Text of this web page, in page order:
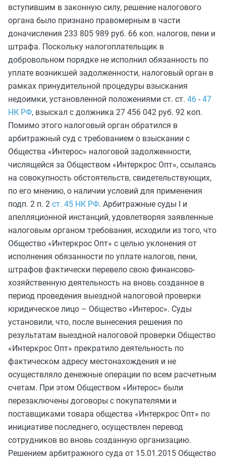
вступившим в законную силу, решение налогового
органа было признано правомерным в части
доначисления 233 805 989 руб. 66 коп. налогов, пени и
штрафа. Поскольку налогоплательщик в
добровольном порядке не исполнил обязанность по
уплате возникшей задолженности, налоговый орган в
рамках принудительной процедуры взыскания
недоимки, установленной положениями ст. ст. 46 - 47
НК РФ, взыскал с должника 27 456 042 руб. 92 коп.
Помимо этого налоговый орган обратился в
арбитражный суд с требованием о взыскании с
Общества «Интерос» налоговой задолженности,
числящейся за Обществом «Интеркрос Опт», ссылаясь
на совокупность обстоятельств, свидетельствующих,
по его мнению, о наличии условий для применения
подп. 2 п. 2 ст. 45 НК РФ. Арбитражные суды I и
апелляционной инстанций, удовлетворяя заявленные
налоговым органом требования, исходили из того, что
Общество «Интеркрос Опт» с целью уклонения от
исполнения обязанности по уплате налогов, пени,
штрафов фактически перевело свою финансово-
хозяйственную деятельность на вновь созданное в
период проведения выездной налоговой проверки
юридическое лицо – Общество «Интерос». Суды
установили, что, после вынесения решения по
результатам выездной налоговой проверки Общество
«Интеркрос Опт» прекратило деятельность по
фактическом адресу местонахождения и не
осуществляло денежные операции по всем расчетным
счетам. При этом Обществом «Интерос» были
перезаключены договоры с покупателями и
поставщиками товара общества «Интеркрос Опт» по
инициативе последнего, осуществлен перевод
сотрудников во вновь созданную организацию.
Решением арбитражного суда от 15.01.2015 Общество